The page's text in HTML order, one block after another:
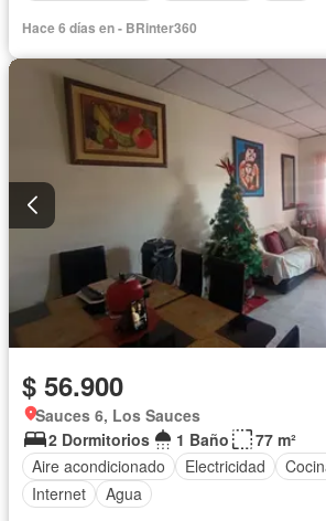
Hace 6 días en - BRinter360
$ 56.900
Sauces 6, Los Sauces
2 Dormitorios
1 Baño
77 m²
Aire acondicionado
Electricidad
Internet
Agua